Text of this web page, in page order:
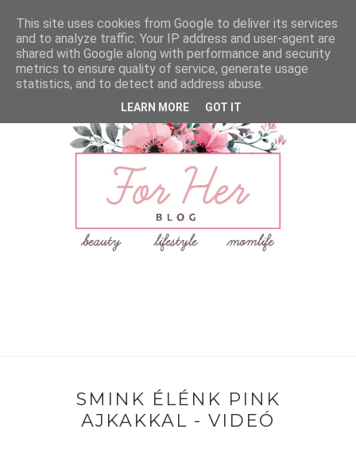
SMINK ÉLÉNK PINK
AJKAKKAL - VIDEÓ
This site uses cookies from Google to deliver its services
and to analyze traffic. Your IP address and user-agent are
shared with Google along with performance and security
metrics to ensure quality of service, generate usage
statistics, and to detect and address abuse.
LEARN MORE GOT IT